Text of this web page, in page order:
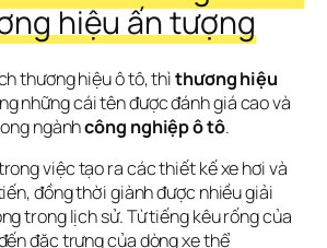
hiệu ấn tượng
thương hiệu ô tô, thì thương hiệu
những cái tên được đánh giá cao và
ngành công nghiệp ô tô.
việc tạo ra các thiết kế xe hơi và
đồng thời giành được nhiều giải
trong lịch sử. Từ tiếng kêu rống của
đặc trưng của dòng xe thể